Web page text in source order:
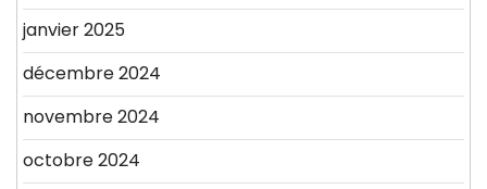
janvier 2025
décembre 2024
novembre 2024
octobre 2024